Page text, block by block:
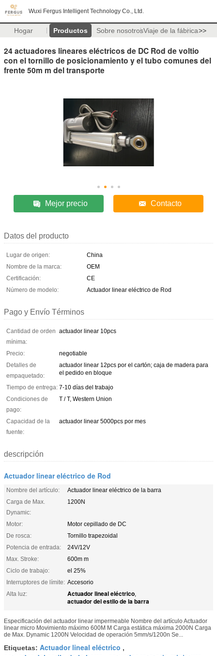
Wuxi Fergus Intelligent Technology Co., Ltd.
Hogar Productos Sobre nosotrosViaje de la fábrica>>
24 actuadores lineares eléctricos de DC Rod de voltio
con el tornillo de posicionamiento y el tubo comunes del
frente 50m m del transporte
Mejor precio Contacto
Datos del producto
Lugar de origen:
China
Nombre de la marca:
OEM
Certificación:
CE
Número de modelo:
Actuador linear eléctrico de Rod
Pago y Envío Términos
Cantidad de orden
mínima:
actuador linear 10pcs
Precio:
negotiable
Detalles de
empaquetado:
actuador linear 12pcs por el cartón; caja de madera para
el pedido en bloque
Tiempo de entrega: 7-10 días del trabajo
Condiciones de
pago:
T / T, Western Union
Capacidad de la
fuente:
actuador linear 5000pcs por mes
descripción
Actuador linear eléctrico de Rod
Nombre del artículo:
Actuador linear eléctrico de la barra
Carga de Max.
Dynamic:
1200N
Motor:
Motor cepillado de DC
De rosca:
Tornillo trapezoidal
Potencia de entrada:
24V/12V
Max. Stroke:
600m m
Ciclo de trabajo:
el 25%
Interruptores de límite: Accesorio
Alta luz:
Actuador lineal eléctrico,
actuador del estilo de la barra
Especificación del actuador linear impermeable Nombre del artículo Actuador
linear micro Movimiento máximo 600M M Carga estática máxima 2000N Carga
de Max. Dynamic 1200N Velocidad de operación 5mm/s/1200n Se...
Etiquetas: Actuador lineal eléctrico ,